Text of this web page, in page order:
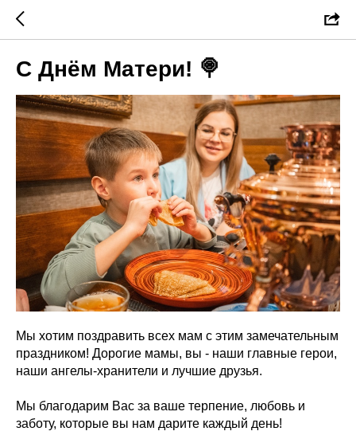
С Днём Матери! 🍭
Мы хотим поздравить всех мам с этим замечательным
праздником! Дорогие мамы, вы - наши главные герои,
наши ангелы-хранители и лучшие друзья.
Мы благодарим Вас за ваше терпение, любовь и
заботу, которые вы нам дарите каждый день!